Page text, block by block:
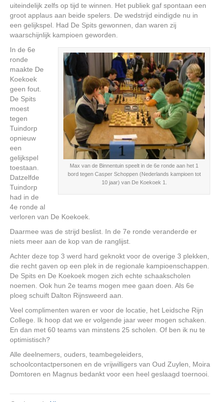
uiteindelijk zelfs op tijd te winnen. Het publiek gaf spontaan een
groot applaus aan beide spelers. De wedstrijd eindigde nu in
een gelijkspel. Had De Spits gewonnen, dan waren zij
waarschijnlijk kampioen geworden.
Max van de Binnentuin speelt in de 6e ronde aan het 1
bord tegen Casper Schoppen (Nederlands kampioen tot
10 jaar) van De Koekoek 1.
In de 6e
ronde
maakte De
Koekoek
geen fout.
De Spits
moest
tegen
Tuindorp
opnieuw
een
gelijkspel
toestaan.
Datzelfde
Tuindorp
had in de
4e ronde al
verloren van De Koekoek.
Daarmee was de strijd beslist. In de 7e ronde veranderde er
niets meer aan de kop van de ranglijst.
Achter deze top 3 werd hard geknokt voor de overige 3 plekken,
die recht gaven op een plek in de regionale kampioenschappen.
De Spits en De Koekoek mogen zich echte schaakscholen
noemen. Ook hun 2e teams mogen mee gaan doen. Als 6e
ploeg schuift Dalton Rijnsweerd aan.
Veel complimenten waren er voor de locatie, het Leidsche Rijn
College. Ik hoop dat we er volgende jaar weer mogen schaken.
En dan met 60 teams van minstens 25 scholen. Of ben ik nu te
optimistisch?
Alle deelnemers, ouders, teambegeleiders,
schoolcontactpersonen en de vrijwilligers van Oud Zuylen, Moira
Domtoren en Magnus bedankt voor een heel geslaagd toernooi.